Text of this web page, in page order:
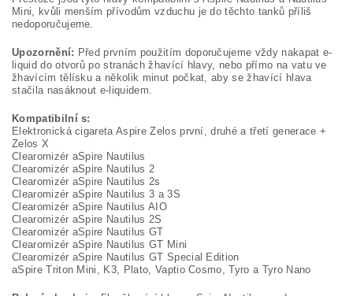
Mini, kvůli menším přívodům vzduchu je do těchto tanků příliš
nedoporučujeme.
Upozornění: Před prvním použitím doporučujeme vždy nakapat e-
liquid do otvorů po stranách žhavící hlavy, nebo přímo na vatu ve
žhavícím tělísku a několik minut počkat, aby se žhavící hlava
stačila nasáknout e-liquidem.
Kompatibilní s:
Elektronická cigareta Aspire Zelos první, druhé a třetí generace +
Zelos X
Clearomizér aSpire Nautilus
Clearomizér aSpire Nautilus 2
Clearomizér aSpire Nautilus 2s
Clearomizér aSpire Nautilus 3 a 3S
Clearomizér aSpire Nautilus AIO
Clearomizér aSpire Nautilus 2S
Clearomizér aSpire Nautilus GT
Clearomizér aSpire Nautilus GT Mini
Clearomizér aSpire Nautilus GT Special Edition
aSpire Triton Mini, K3, Plato, Vaptio Cosmo, Tyro a Tyro Nano